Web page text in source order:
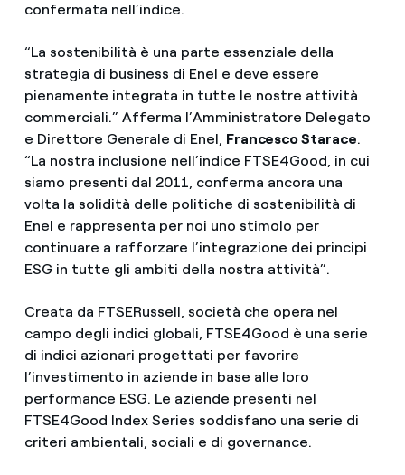
confermata nell’indice.
“La sostenibilità è una parte essenziale della
strategia di business di Enel e deve essere
pienamente integrata in tutte le nostre attività
commerciali.” Afferma l’Amministratore Delegato
e Direttore Generale di Enel, Francesco Starace.
“La nostra inclusione nell’indice FTSE4Good, in cui
siamo presenti dal 2011, conferma ancora una
volta la solidità delle politiche di sostenibilità di
Enel e rappresenta per noi uno stimolo per
continuare a rafforzare l’integrazione dei principi
ESG in tutte gli ambiti della nostra attività”.
Creata da FTSERussell, società che opera nel
campo degli indici globali, FTSE4Good è una serie
di indici azionari progettati per favorire
l’investimento in aziende in base alle loro
performance ESG. Le aziende presenti nel
FTSE4Good Index Series soddisfano una serie di
criteri ambientali, sociali e di governance.